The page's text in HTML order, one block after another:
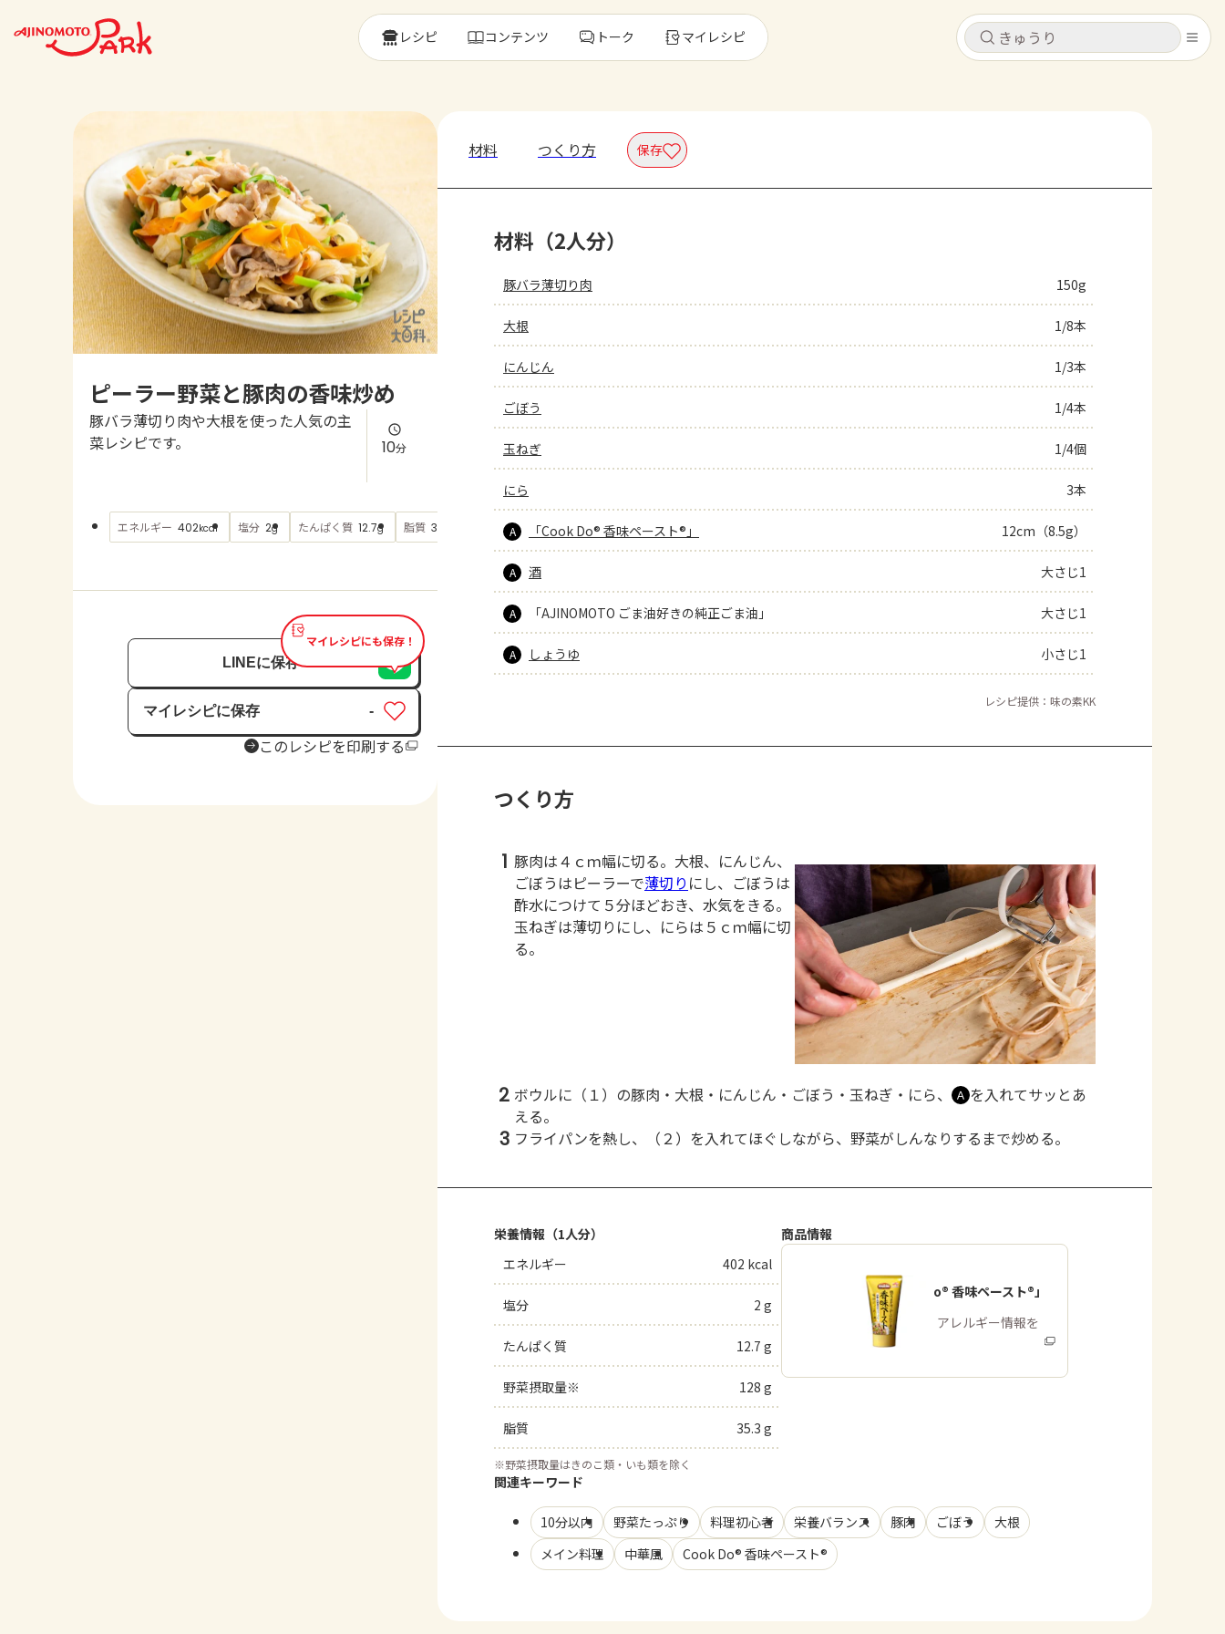
キャンセル
レシピ
トーク
よくあるお問い合わせ
AJINOMOTO PARK とは
キャンセル
レシピ コンテンツ トーク マイレシピ
ピーラー野菜と豚肉の香味炒め
豚バラ薄切り肉や大根を使った人気の主
菜レシピです。
10分
エネルギー 402kcal 塩分 2g たんぱく質 12.7g 脂質 35.3 もっと見る
マイレシピにも保存！
LINEに保存
マイレシピに保存
保存済み
-
このレシピを印刷する
材料 つくり方 保存
材料（2人分）
豚バラ薄切り肉 150g
大根 1/8本
にんじん 1/3本
ごぼう 1/4本
玉ねぎ 1/4個
にら 3本
A 「Cook Do® 香味ペースト®」 12cm（8.5g）
A 酒 大さじ1
A 「AJINOMOTO ごま油好きの純正ごま油」 大さじ1
A しょうゆ 小さじ1
レシピ提供：味の素KK
つくり方
1 豚肉は４ｃｍ幅に切る。大根、にんじん、
ごぼうはピーラーで薄切り にし、ごぼうは
酢水につけて５分ほどおき、水気をきる。
玉ねぎは薄切りにし、にらは５ｃｍ幅に切
る。
2 ボウルに（１）の豚肉・大根・にんじん・ごぼう・玉ねぎ・にら、 Ａ を入れてサッとあ
える。
3 フライパンを熱し、（２）を入れてほぐしながら、野菜がしんなりするまで炒める。
栄養情報（1人分）
エネルギー
402 kcal
塩分 2 g
たんぱく質 12.7 g
野菜摂取量※ 128 g
脂質 35.3 g
※野菜摂取量はきのこ類・いも類を除く
商品情報
「Cook Do® 香味ペースト®」
商品・アレルギー情報を
関連キーワード
10分以内 野菜たっぷり 料理初心者 栄養バランス 豚肉 ごぼう
大根
メイン料理
中華風 Cook Do® 香味ペースト®